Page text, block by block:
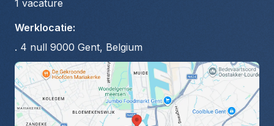
1 vacature
Werklocatie:
. 4 null 9000 Gent, Belgium